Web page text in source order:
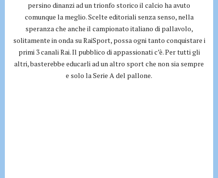
persino dinanzi ad un trionfo storico il calcio ha avuto
comunque la meglio. Scelte editoriali senza senso, nella
speranza che anche il campionato italiano di pallavolo,
solitamente in onda su RaiSport, possa ogni tanto conquistare i
primi 3 canali Rai. Il pubblico di appassionati c’è. Per tutti gli
altri, basterebbe educarli ad un altro sport che non sia sempre
e solo la Serie A del pallone.